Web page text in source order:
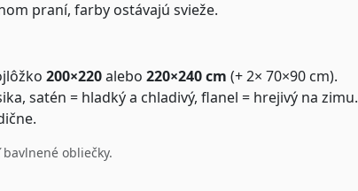
praní, farby ostávajú svieže.
200×220alebo 220×240 cm (+ 2× 70×90 cm).
satén = hladký a chladivý, flanel = hrejivý na zimu.
obliečky.